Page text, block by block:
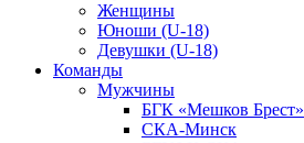
Женщины
Юноши (U-18)
Девушки (U-18)
Команды
Мужчины
БГК «Мешков Брест»
СКА-Минск